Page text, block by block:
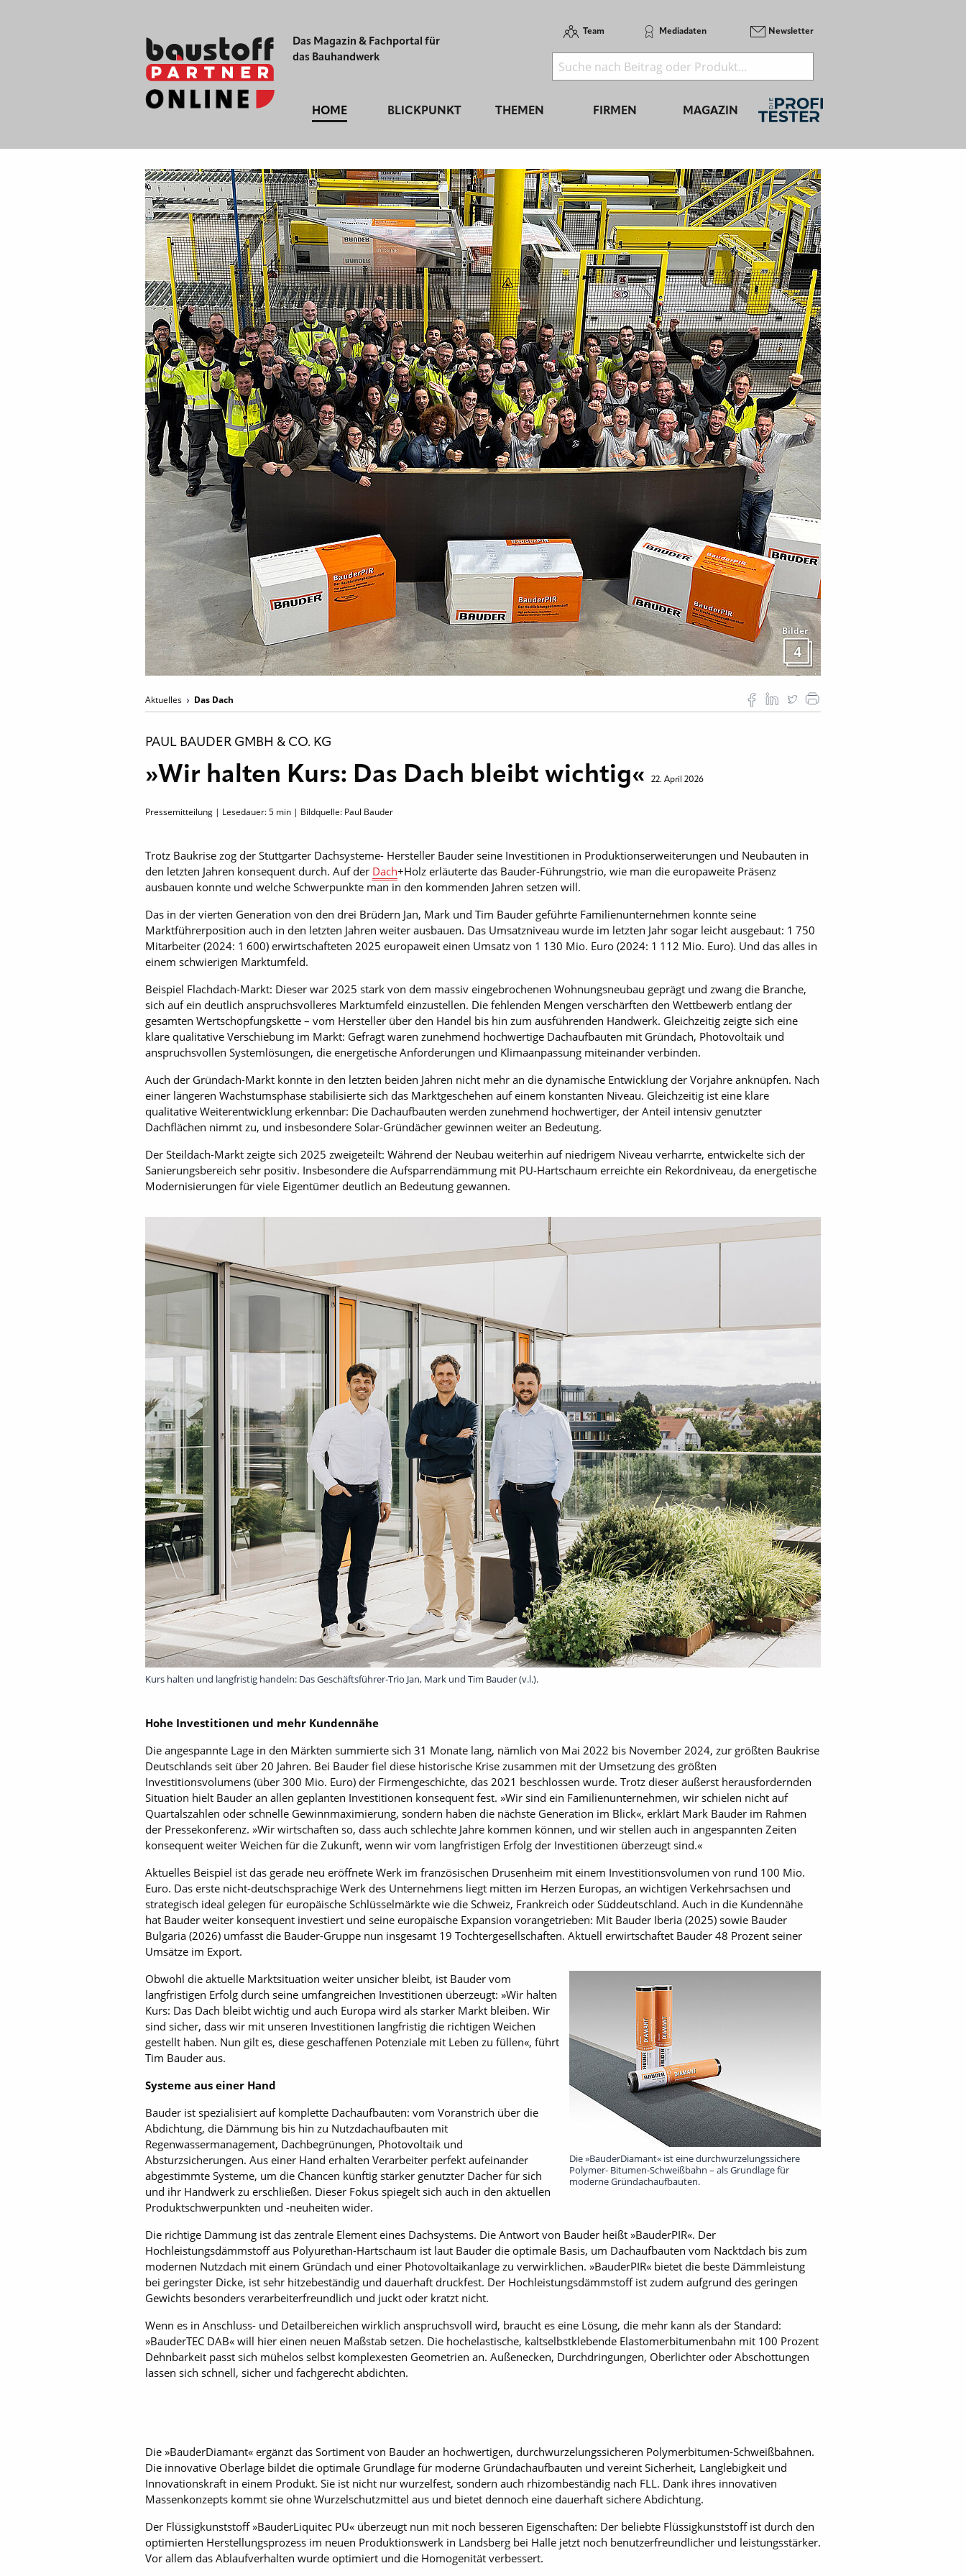
Das Magazin & Fachportal für
das Bauhandwerk
Team Mediadaten Newsletter
HOME BLICKPUNKT THEMEN FIRMEN MAGAZIN
Bilder
4
Aktuelles Das Dach
PAUL BAUDER GMBH & CO. KG
»Wir halten Kurs: Das Dach bleibt wichtig« 22. April 2026
Pressemitteilung | Lesedauer:5 min | Bildquelle: Paul Bauder
Trotz Baukrise zog der Stuttgarter Dachsysteme- Hersteller Bauder seine Investitionen in Produktionserweiterungen und Neubauten in
den letzten Jahren konsequent durch. Auf der Dach+Holz erläuterte das Bauder-Führungstrio, wie man die europaweite Präsenz
ausbauen konnte und welche Schwerpunkte man in den kommenden Jahren setzen will.
Das in der vierten Generation von den drei Brüdern Jan, Mark und Tim Bauder geführte Familienunternehmen konnte seine
Marktführerposition auch in den letzten Jahren weiter ausbauen. Das Umsatzniveau wurde im letzten Jahr sogar leicht ausgebaut: 1 750
Mitarbeiter (2024: 1 600) erwirtschafteten 2025 europaweit einen Umsatz von 1 130 Mio. Euro (2024: 1 112 Mio. Euro). Und das alles in
einem schwierigen Marktumfeld.
Beispiel Flachdach-Markt: Dieser war 2025 stark von dem massiv eingebrochenen Wohnungsneubau geprägt und zwang die Branche,
sich auf ein deutlich anspruchsvolleres Marktumfeld einzustellen. Die fehlenden Mengen verschärften den Wettbewerb entlang der
gesamten Wertschöpfungskette – vom Hersteller über den Handel bis hin zum ausführenden Handwerk. Gleichzeitig zeigte sich eine
klare qualitative Verschiebung im Markt: Gefragt waren zunehmend hochwertige Dachaufbauten mit Gründach, Photovoltaik und
anspruchsvollen Systemlösungen, die energetische Anforderungen und Klimaanpassung miteinander verbinden.
Auch der Gründach-Markt konnte in den letzten beiden Jahren nicht mehr an die dynamische Entwicklung der Vorjahre anknüpfen. Nach
einer längeren Wachstumsphase stabilisierte sich das Marktgeschehen auf einem konstanten Niveau. Gleichzeitig ist eine klare
qualitative Weiterentwicklung erkennbar: Die Dachaufbauten werden zunehmend hochwertiger, der Anteil intensiv genutzter
Dachflächen nimmt zu, und insbesondere Solar-Gründächer gewinnen weiter an Bedeutung.
Der Steildach-Markt zeigte sich 2025 zweigeteilt: Während der Neubau weiterhin auf niedrigem Niveau verharrte, entwickelte sich der
Sanierungsbereich sehr positiv. Insbesondere die Aufsparrendämmung mit PU-Hartschaum erreichte ein Rekordniveau, da energetische
Modernisierungen für viele Eigentümer deutlich an Bedeutung gewannen.
Kurs halten und langfristig handeln: Das Geschäftsführer-Trio Jan, Mark und Tim Bauder (v.l.).
Hohe Investitionen und mehr Kundennähe
Die angespannte Lage in den Märkten summierte sich 31 Monate lang, nämlich von Mai 2022 bis November 2024, zur größten Baukrise
Deutschlands seit über 20 Jahren. Bei Bauder fiel diese historische Krise zusammen mit der Umsetzung des größten
Investitionsvolumens (über 300 Mio. Euro) der Firmengeschichte, das 2021 beschlossen wurde. Trotz dieser äußerst herausfordernden
Situation hielt Bauder an allen geplanten Investitionen konsequent fest. »Wir sind ein Familienunternehmen, wir schielen nicht auf
Quartalszahlen oder schnelle Gewinnmaximierung, sondern haben die nächste Generation im Blick«, erklärt Mark Bauder im Rahmen
der Pressekonferenz. »Wir wirtschaften so, dass auch schlechte Jahre kommen können, und wir stellen auch in angespannten Zeiten
konsequent weiter Weichen für die Zukunft, wenn wir vom langfristigen Erfolg der Investitionen überzeugt sind.«
Aktuelles Beispiel ist das gerade neu eröffnete Werk im französischen Drusenheim mit einem Investitionsvolumen von rund 100 Mio.
Euro. Das erste nicht-deutschsprachige Werk des Unternehmens liegt mitten im Herzen Europas, an wichtigen Verkehrsachsen und
strategisch ideal gelegen für europäische Schlüsselmärkte wie die Schweiz, Frankreich oder Süddeutschland. Auch in die Kundennähe
hat Bauder weiter konsequent investiert und seine europäische Expansion vorangetrieben: Mit Bauder Iberia (2025) sowie Bauder
Bulgaria (2026) umfasst die Bauder-Gruppe nun insgesamt 19 Tochtergesellschaften. Aktuell erwirtschaftet Bauder 48 Prozent seiner
Umsätze im Export.
Die »BauderDiamant« ist eine durchwurzelungssichere
Polymer- Bitumen-Schweißbahn – als Grundlage für
moderne Gründachaufbauten.
Obwohl die aktuelle Marktsituation weiter unsicher bleibt, ist Bauder vom
langfristigen Erfolg durch seine umfangreichen Investitionen überzeugt: »Wir halten
Kurs: Das Dach bleibt wichtig und auch Europa wird als starker Markt bleiben. Wir
sind sicher, dass wir mit unseren Investitionen langfristig die richtigen Weichen
gestellt haben. Nun gilt es, diese geschaffenen Potenziale mit Leben zu füllen«, führt
Tim Bauder aus.
Systeme aus einer Hand
Bauder ist spezialisiert auf komplette Dachaufbauten: vom Voranstrich über die
Abdichtung, die Dämmung bis hin zu Nutzdachaufbauten mit
Regenwassermanagement, Dachbegrünungen, Photovoltaik und
Absturzsicherungen. Aus einer Hand erhalten Verarbeiter perfekt aufeinander
abgestimmte Systeme, um die Chancen künftig stärker genutzter Dächer für sich
und ihr Handwerk zu erschließen. Dieser Fokus spiegelt sich auch in den aktuellen
Produktschwerpunkten und -neuheiten wider.
Die richtige Dämmung ist das zentrale Element eines Dachsystems. Die Antwort von Bauder heißt »BauderPIR«. Der
Hochleistungsdämmstoff aus Polyurethan-Hartschaum ist laut Bauder die optimale Basis, um Dachaufbauten vom Nacktdach bis zum
modernen Nutzdach mit einem Gründach und einer Photovoltaikanlage zu verwirklichen. »BauderPIR« bietet die beste Dämmleistung
bei geringster Dicke, ist sehr hitzebeständig und dauerhaft druckfest. Der Hochleistungsdämmstoff ist zudem aufgrund des geringen
Gewichts besonders verarbeiterfreundlich und juckt oder kratzt nicht.
Wenn es in Anschluss- und Detailbereichen wirklich anspruchsvoll wird, braucht es eine Lösung, die mehr kann als der Standard:
»BauderTEC DAB« will hier einen neuen Maßstab setzen. Die hochelastische, kaltselbstklebende Elastomerbitumenbahn mit 100 Prozent
Dehnbarkeit passt sich mühelos selbst komplexesten Geometrien an. Außenecken, Durchdringungen, Oberlichter oder Abschottungen
lassen sich schnell, sicher und fachgerecht abdichten.
Die »BauderDiamant« ergänzt das Sortiment von Bauder an hochwertigen, durchwurzelungssicheren Polymerbitumen-Schweißbahnen.
Die innovative Oberlage bildet die optimale Grundlage für moderne Gründachaufbauten und vereint Sicherheit, Langlebigkeit und
Innovationskraft in einem Produkt. Sie ist nicht nur wurzelfest, sondern auch rhizombeständig nach FLL. Dank ihres innovativen
Massenkonzepts kommt sie ohne Wurzelschutzmittel aus und bietet dennoch eine dauerhaft sichere Abdichtung.
Der Flüssigkunststoff »BauderLiquitec PU« überzeugt nun mit noch besseren Eigenschaften: Der beliebte Flüssigkunststoff ist durch den
optimierten Herstellungsprozess im neuen Produktionswerk in Landsberg bei Halle jetzt noch benutzerfreundlicher und leistungsstärker.
Vor allem das Ablaufverhalten wurde optimiert und die Homogenität verbessert.